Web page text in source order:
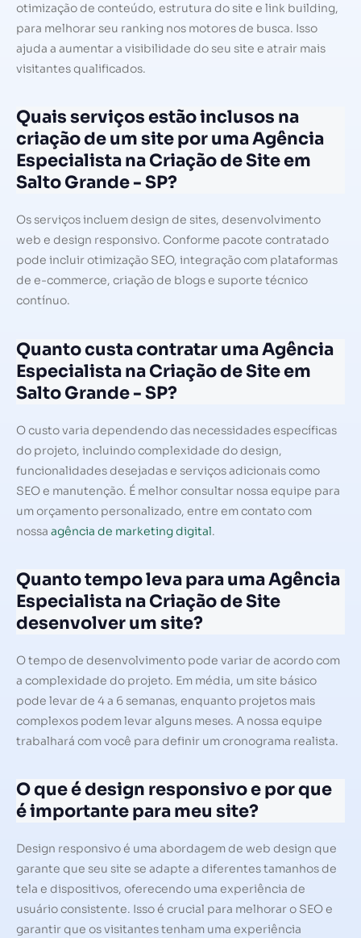
otimização de conteúdo, estrutura do site e link building,
para melhorar seu ranking nos motores de busca. Isso
ajuda a aumentar a visibilidade do seu site e atrair mais
visitantes qualificados.
Quais serviços estão inclusos na
criação de um site por uma Agência
Especialista na Criação de Site em
Salto Grande - SP?
Os serviços incluem design de sites, desenvolvimento
web e design responsivo. Conforme pacote contratado
pode incluir otimização SEO, integração com plataformas
de e-commerce, criação de blogs e suporte técnico
contínuo.
Quanto custa contratar uma Agência
Especialista na Criação de Site em
Salto Grande - SP?
O custo varia dependendo das necessidades específicas
do projeto, incluindo complexidade do design,
funcionalidades desejadas e serviços adicionais como
SEO e manutenção. É melhor consultar nossa equipe para
um orçamento personalizado, entre em contato com
nossa agência de marketing digital.
Quanto tempo leva para uma Agência
Especialista na Criação de Site
desenvolver um site?
O tempo de desenvolvimento pode variar de acordo com
a complexidade do projeto. Em média, um site básico
pode levar de 4 a 6 semanas, enquanto projetos mais
complexos podem levar alguns meses. A nossa equipe
trabalhará com você para definir um cronograma realista.
O que é design responsivo e por que
é importante para meu site?
Design responsivo é uma abordagem de web design que
garante que seu site se adapte a diferentes tamanhos de
tela e dispositivos, oferecendo uma experiência de
usuário consistente. Isso é crucial para melhorar o SEO e
garantir que os visitantes tenham uma experiência